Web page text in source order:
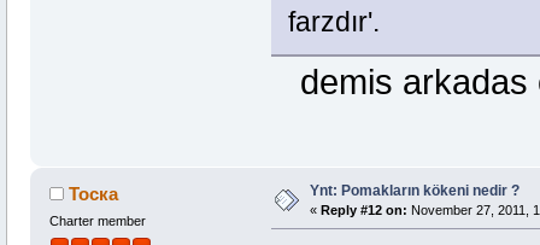
farzdır'.
demis arkadas
Тоска
Charter member
Ynt: Pomakların kökeni nedir ?
« Reply #12 on: November 27, 2011,